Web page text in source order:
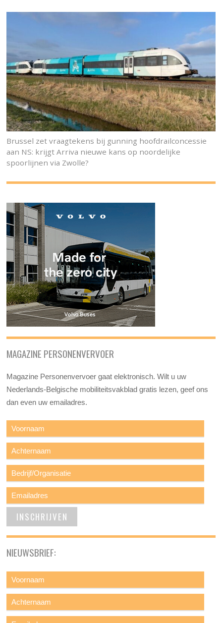
Brussel zet vraagtekens bij gunning hoofdrailconcessie
aan NS: krijgt Arriva nieuwe kans op noordelijke
spoorlijnen via Zwolle?
MAGAZINE PERSONENVERVOER
Magazine Personenvervoer gaat elektronisch. Wilt u uw
Nederlands-Belgische mobiliteitsvakblad gratis lezen, geef ons
dan even uw emailadres.
NIEUWSBRIEF: